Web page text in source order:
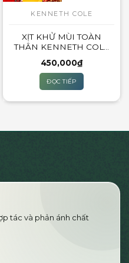
thể
chọn
trên
trang
sản
phẩm
KENNETH COLE
XỊT KHỬ MÙI TOÀN
THÂN KENNETH COLE
450,000₫
ĐỌC TIẾP
tác và phản ánh chất